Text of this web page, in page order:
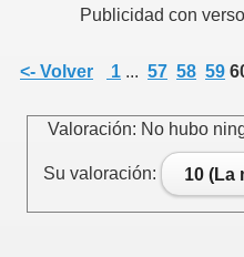
Publicidad con
<- Volver 1 ... 57 58 59
Valoración: No hubo
Su valoración: 10 (La